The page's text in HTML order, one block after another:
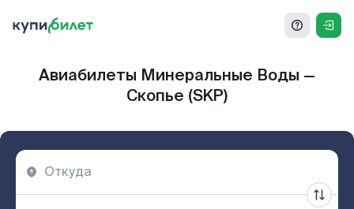
Авиабилеты Минеральные Воды —
Скопье (SKP)